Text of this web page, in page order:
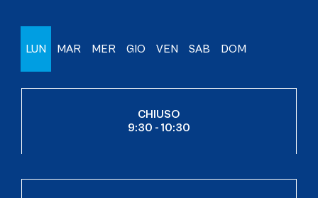
LUN MAR MER GIO VEN SAB DOM
CHIUSO
9:30 - 10:30